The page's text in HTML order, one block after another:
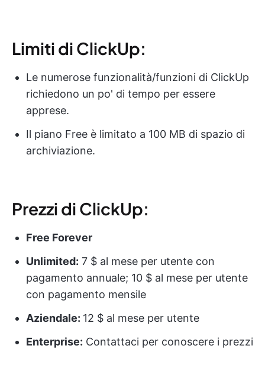
Limiti di ClickUp:
Le numerose funzionalità/funzioni di ClickUp
richiedono un po' di tempo per essere
apprese.
Il piano Free è limitato a 100 MB di spazio di
archiviazione.
Prezzi di ClickUp:
Free Forever
Unlimited: 7 $ al mese per utente con
pagamento annuale; 10 $ al mese per utente
con pagamento mensile
Aziendale: 12 $ al mese per utente
Enterprise: Contattaci per conoscere i prezzi